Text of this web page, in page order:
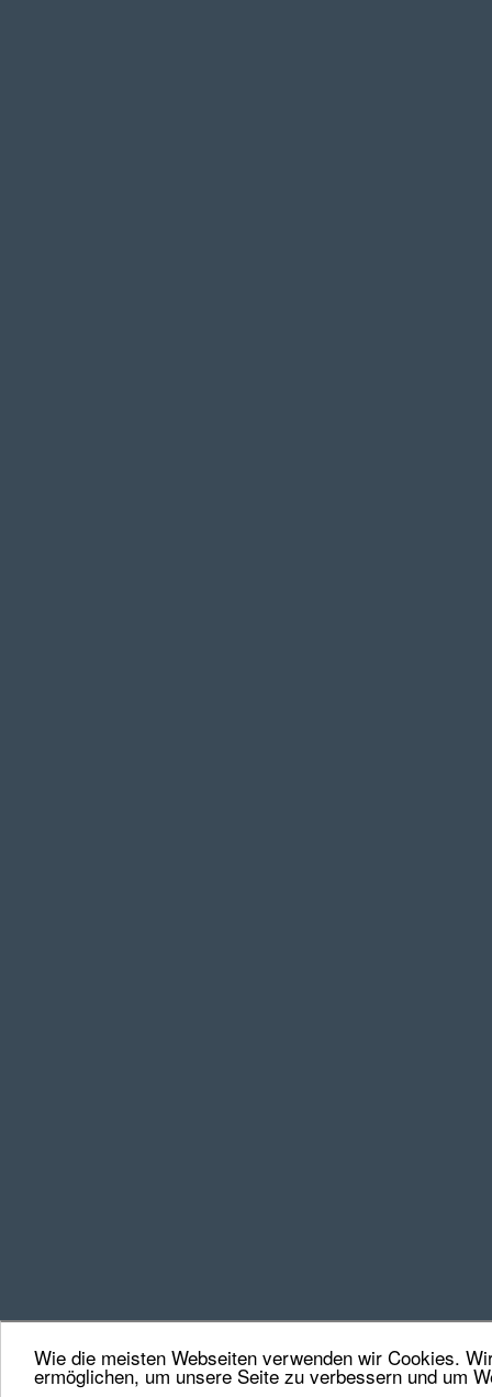
Wie die meisten Webseiten verwenden wir Cookies.
ermöglichen, um unsere Seite zu verbessern und um